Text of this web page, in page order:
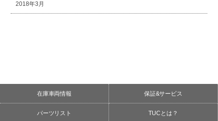
2018年3月
在庫車両情報 保証&サービス
パーツリスト TUCとは？